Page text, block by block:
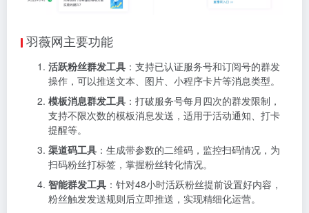
羽薇网主要功能
活跃粉丝群发工具 ：支持已认证服务号和订阅号的群发
操作，可以推送文本、图片、小程序卡片等消息类型。
模板消息群发工具 ：打破服务号每月四次的群发限制，
支持不限次数的模板消息发送，适用于活动通知、打卡
提醒等。
渠道码工具 ：生成带参数的二维码，监控扫码情况，为
扫码粉丝打标签，掌握粉丝转化情况。
智能群发工具 ：针对48小时活跃粉丝提前设置好内容，
粉丝触发发送规则后立即推送，实现精细化运营。